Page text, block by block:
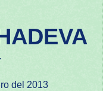
del 2013